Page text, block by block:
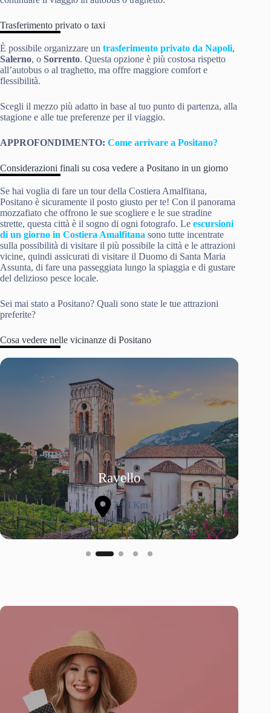
Trasferimento privato o taxi
È possibile organizzare un trasferimento privato da Napoli,
Salerno, o Sorrento. Questa opzione è più costosa rispetto
all’autobus o al traghetto, ma offre maggiore comfort e
flessibilità.
Scegli il mezzo più adatto in base al tuo punto di partenza, alla
stagione e alle tue preferenze per il viaggio.
APPROFONDIMENTO: Come arrivare a Positano?
Considerazioni finali su cosa vedere a Positano in un giorno
Se hai voglia di fare un tour della Costiera Amalfitana,
Positano è sicuramente il posto giusto per te! Con il panorama
mozzafiato che offrono le sue scogliere e le sue stradine
strette, questa città è il sogno di ogni fotografo. Le escursioni
di un giorno in Costiera Amalfitana sono tutte incentrate
sulla possibilità di visitare il più possibile la città e le attrazioni
vicine, quindi assicurati di visitare il Duomo di Santa Maria
Assunta, di fare una passeggiata lungo la spiaggia e di gustare
del delizioso pesce locale.
Sei mai stato a Positano? Quali sono state le tue attrazioni
preferite?
Cosa vedere nelle vicinanze di Positano
Ravello
23.4 Km
Slide 2 of 5